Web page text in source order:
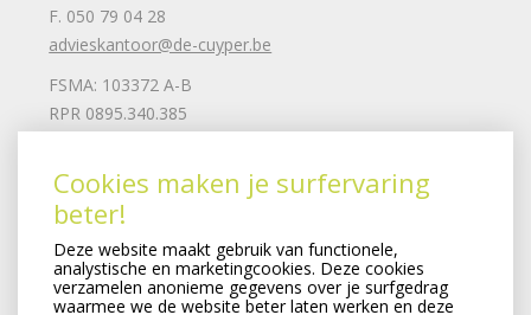
F. 050 79 04 28
advieskantoor@de-cuyper.be
FSMA: 103372 A-B
RPR 0895.340.385
Juridische informatie
Privacy clausule
Cookiebeleid
Cookies maken je surfervaring
beter!
Deze website maakt gebruik van functionele,
analystische en marketingcookies. Deze cookies
verzamelen anonieme gegevens over je surfgedrag
waarmee we de website beter laten werken en deze